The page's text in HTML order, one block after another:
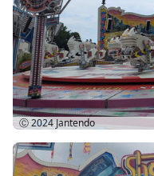
Ⓒ 2024Jantendo